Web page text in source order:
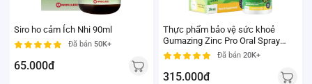
Siro ho cảm Ích Nhi 90ml
Đã bán 50K+
65.000đ
Thực phẩm bảo vệ sức khoẻ
Gumazing Zinc Pro Oral Spray
25ml
Đã bán 20K+
315.000đ